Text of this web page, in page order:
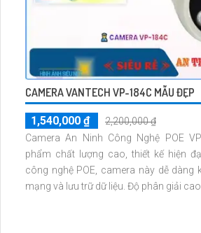
CAMERA VANTECH VP-184C MẪU ĐẸP
1,540,000 ₫
2,200,000 ₫
Camera An Ninh Công Nghệ POE
phẩm chất lượng cao, thiết kế hiện đại
công nghệ POE, camera này dễ dàng
mạng và lưu trữ dữ liệu. Độ phân giải cao 4MP giúp hình ảnh